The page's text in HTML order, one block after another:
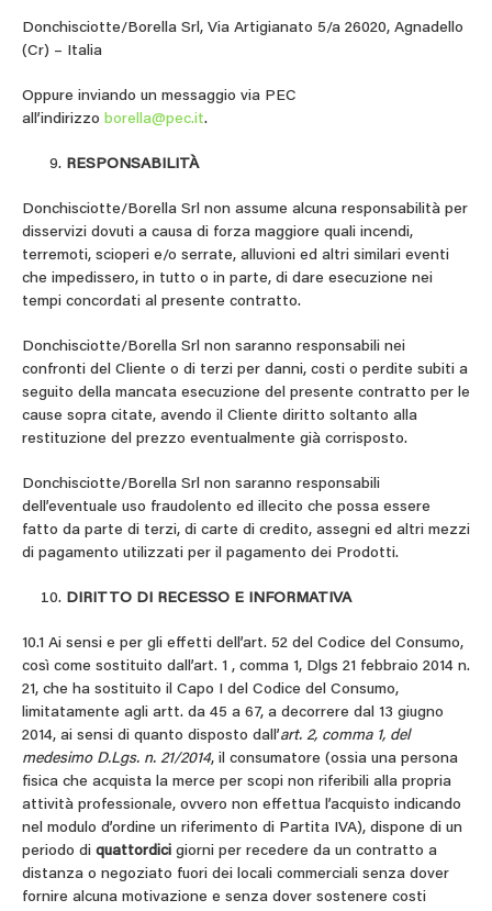
Donchisciotte/Borella Srl, Via Artigianato 5/a 26020, Agnadello
(Cr) – Italia
Oppure inviando un messaggio via PEC
all’indirizzo borella@pec.it.
RESPONSABILITÀ
Donchisciotte/Borella Srl non assume alcuna responsabilità per
disservizi dovuti a causa di forza maggiore quali incendi,
terremoti, scioperi e/o serrate, alluvioni ed altri similari eventi
che impedissero, in tutto o in parte, di dare esecuzione nei
tempi concordati al presente contratto.
Donchisciotte/Borella Srl non saranno responsabili nei
confronti del Cliente o di terzi per danni, costi o perdite subiti a
seguito della mancata esecuzione del presente contratto per le
cause sopra citate, avendo il Cliente diritto soltanto alla
restituzione del prezzo eventualmente già corrisposto.
Donchisciotte/Borella Srl non saranno responsabili
dell’eventuale uso fraudolento ed illecito che possa essere
fatto da parte di terzi, di carte di credito, assegni ed altri mezzi
di pagamento utilizzati per il pagamento dei Prodotti.
DIRITTO DI RECESSO E INFORMATIVA
10.1 Ai sensi e per gli effetti dell’art. 52 del Codice del Consumo,
così come sostituito dall’art. 1 , comma 1, Dlgs 21 febbraio 2014 n.
21, che ha sostituito il Capo I del Codice del Consumo,
limitatamente agli artt. da 45 a 67, a decorrere dal 13 giugno
2014, ai sensi di quanto disposto dall’art. 2, comma 1, del
medesimo D.Lgs. n. 21/2014, il consumatore (ossia una persona
fisica che acquista la merce per scopi non riferibili alla propria
attività professionale, ovvero non effettua l’acquisto indicando
nel modulo d’ordine un riferimento di Partita IVA), dispone di un
periodo di quattordici giorni per recedere da un contratto a
distanza o negoziato fuori dei locali commerciali senza dover
fornire alcuna motivazione e senza dover sostenere costi